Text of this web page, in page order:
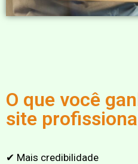
O que você
site
✔ Mais credibilidade